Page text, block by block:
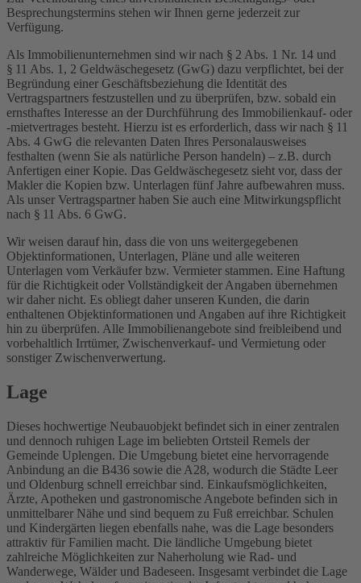
Besprechungstermins stehen wir Ihnen gerne jederzeit zur
Verfügung.
Als Immobilienunternehmen sind wir nach § 2 Abs. 1 Nr. 14 und
§ 11 Abs. 1, 2 Geldwäschegesetz (GwG) dazu verpflichtet, bei der
Begründung einer Geschäftsbeziehung die Identität des
Vertragspartners festzustellen und zu überprüfen, bzw. sobald ein
ernsthaftes Interesse an der Durchführung des Immobilienkauf- oder
-mietvertrages besteht. Hierzu ist es erforderlich, dass wir nach § 11
Abs. 4 GwG die relevanten Daten Ihres Personalausweises
festhalten (wenn Sie als natürliche Person handeln) – z.B. durch
Anfertigen einer Kopie. Das Geldwäschegesetz sieht vor, dass der
Makler die Kopien bzw. Unterlagen fünf Jahre aufbewahren muss.
Als unser Vertragspartner haben Sie auch eine Mitwirkungspflicht
nach § 11 Abs. 6 GwG.
Wir weisen darauf hin, dass die von uns weitergegebenen
Objektinformationen, Unterlagen, Pläne und alle weiteren
Unterlagen vom Verkäufer bzw. Vermieter stammen. Eine Haftung
für die Richtigkeit oder Vollständigkeit der Angaben übernehmen
wir daher nicht. Es obliegt daher unseren Kunden, die darin
enthaltenen Objektinformationen und Angaben auf ihre Richtigkeit
hin zu überprüfen. Alle Immobilienangebote sind freibleibend und
vorbehaltlich Irrtümer, Zwischenverkauf- und Vermietung oder
sonstiger Zwischenverwertung.
Lage
Dieses hochwertige Neubauobjekt befindet sich in einer zentralen
und dennoch ruhigen Lage im beliebten Ortsteil Remels der
Gemeinde Uplengen. Die Umgebung bietet eine hervorragende
Anbindung an die B436 sowie die A28, wodurch die Städte Leer
und Oldenburg schnell erreichbar sind. Einkaufsmöglichkeiten,
Ärzte, Apotheken und gastronomische Angebote befinden sich in
unmittelbarer Nähe und sind bequem zu Fuß erreichbar. Schulen
und Kindergärten liegen ebenfalls nahe, was die Lage besonders
attraktiv für Familien macht. Die ländliche Umgebung bietet
zahlreiche Möglichkeiten zur Naherholung wie Rad- und
Wanderwege, Wälder und Badeseen. Insgesamt verbindet die Lage